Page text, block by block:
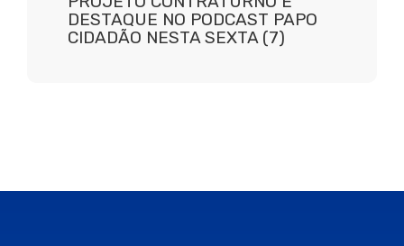
DESTAQUE NO PODCAST PAPO
CIDADÃO NESTA SEXTA (7)